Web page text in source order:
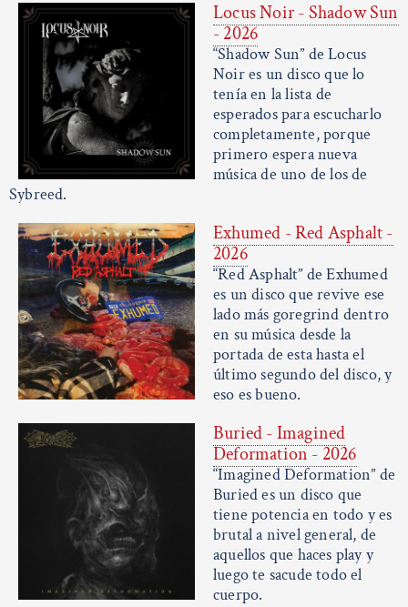
Locus Noir - Shadow Sun
- 2026
“Shadow Sun” de Locus
Noir es un disco que lo
tenía en la lista de
esperados para escucharlo
completamente, porque
primero espera nueva
música de uno de los de
Sybreed.
Exhumed - Red Asphalt -
2026
“Red Asphalt” de Exhumed
es un disco que revive ese
lado más goregrind dentro
en su música desde la
portada de esta hasta el
último segundo del disco, y
eso es bueno.
Buried - Imagined
Deformation - 2026
“Imagined Deformation” de
Buried es un disco que
tiene potencia en todo y es
brutal a nivel general, de
aquellos que haces play y
luego te sacude todo el
cuerpo.